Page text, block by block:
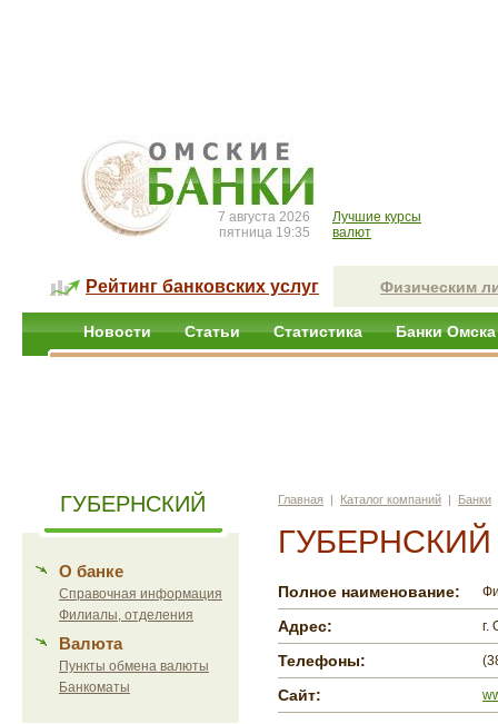
7 августа 2026
пятница 19:35
Лучшие курсы
валют
Рейтинг банковских услуг Физическим
Новости Статьи Статистика Банки Омска
ГУБЕРНСКИЙ
О банке
Справочная информация
Филиалы, отделения
Валюта
Пункты обмена валюты
Банкоматы
Главная | Каталог компаний | Банки
ГУБЕРНСКИЙ
Полное наименование:
Адрес: г.
Телефоны:
Сайт: